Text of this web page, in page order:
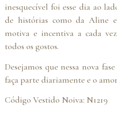
inesquecível foi esse dia ao
de histórias como da Aline
motiva e incentiva a cada
todos os gostos.
Desejamos que nessa nova
faça parte diariamente e o
Código Vestido Noiva: N1219